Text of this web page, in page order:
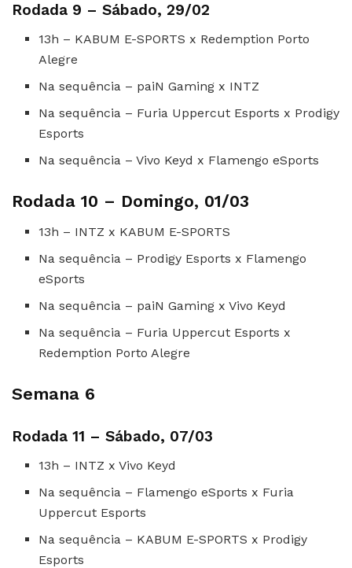
Rodada 9 – Sábado, 29/02
13h – KABUM E-SPORTS x Redemption Porto
Alegre
Na sequência – paiN Gaming x INTZ
Na sequência – Furia Uppercut Esports x Prodigy
Esports
Na sequência – Vivo Keyd x Flamengo eSports
Rodada 10 – Domingo, 01/03
13h – INTZ x KABUM E-SPORTS
Na sequência – Prodigy Esports x Flamengo
eSports
Na sequência – paiN Gaming x Vivo Keyd
Na sequência – Furia Uppercut Esports x
Redemption Porto Alegre
Semana 6
Rodada 11 – Sábado, 07/03
13h – INTZ x Vivo Keyd
Na sequência – Flamengo eSports x Furia
Uppercut Esports
Na sequência – KABUM E-SPORTS x Prodigy
Esports